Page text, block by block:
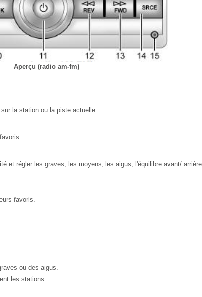
Aperçu (radio am-fm)
la station ou la piste actuelle.
et régler les graves, les moyens, les aigus, l'équilibre avant/ arrière
favoris.
ou des aigus.
les stations.